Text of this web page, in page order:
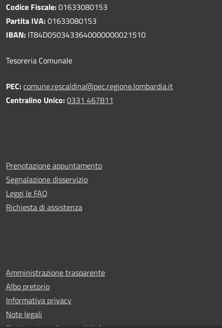
Codice Fiscale:01633080153
Partita IVA:01633080153
IBAN: IT84D0503433640000000021510
Tesoreria Comunale
PEC:comune.rescaldina@pec.regione.lombardia.it
Centralino Unico:0331 467811
Prenotazione appuntamento
Segnalazione disservizio
Leggi le FAQ
Richiesta di assistenza
Amministrazione trasparente
Albo pretorio
Informativa privacy
Note legali